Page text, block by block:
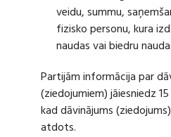
veidu, summu,
fizisko personu, kura
naudas vai biedru
Partijām informācija par
(ziedojumiem) jāiesniedz
kad dāvinājums
atdots.